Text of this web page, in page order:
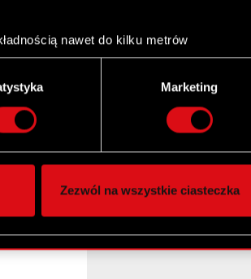
nawet do kilku metrów
je zbiory danych (fingerprinting,
oraz ustaw własne preferencje w
zgodę w dowolnej chwili.
funkcje społecznościowe i
te informacje z innymi danymi
Kontynuując korzystanie z naszej witryny,
Marketing
Zezwól na wszystkie ciasteczka